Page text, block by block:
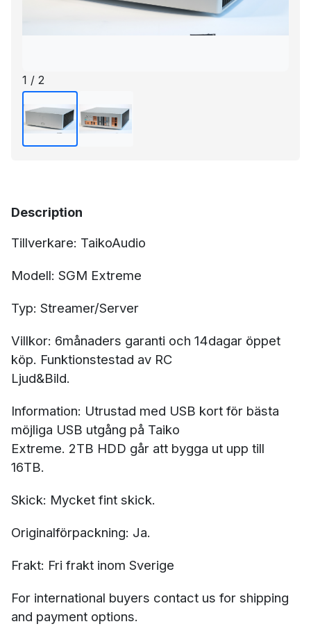
1 / 2
Description
Tillverkare: TaikoAudio
Modell: SGM Extreme
Typ: Streamer/Server
Villkor: 6månaders garanti och 14dagar öppet
köp. Funktionstestad av RC
Ljud&Bild.
Information: Utrustad med USB kort för bästa
möjliga USB utgång på Taiko
Extreme. 2TB HDD går att bygga ut upp till
16TB.
Skick: Mycket fint skick.
Originalförpackning: Ja.
Frakt: Fri frakt inom Sverige
For international buyers contact us for shipping
and payment options.